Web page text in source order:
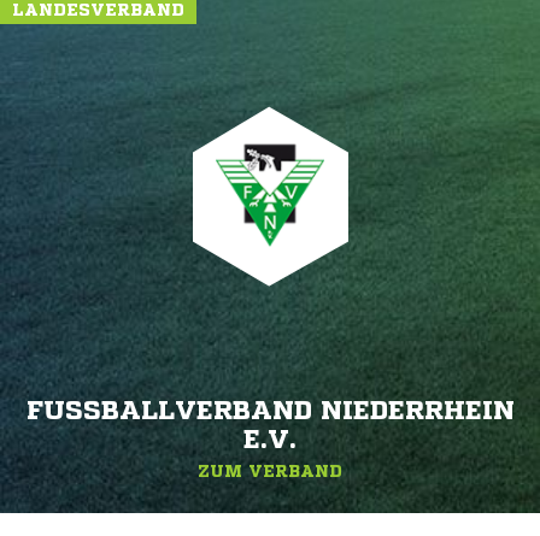
LANDESVERBAND
FUSSBALLVERBAND NIEDERRHEIN E
.V.
ZUM VERBAND